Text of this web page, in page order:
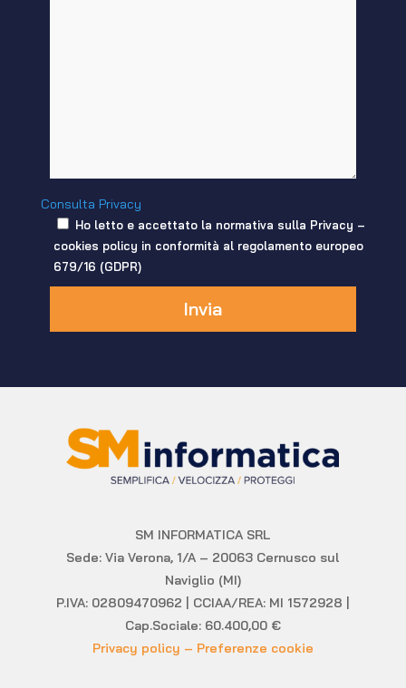
Consulta Privacy
Ho letto e accettato la normativa sulla Privacy –
cookies policy in conformità al regolamento europeo
679/16 (GDPR)
Invia
SM INFORMATICA SRL
Sede: Via Verona, 1/A – 20063 Cernusco sul
Naviglio (MI)
P.IVA: 02809470962 | CCIAA/REA: MI 1572928 |
Cap.Sociale: 60.400,00 €
Privacy policy – Preferenze cookie